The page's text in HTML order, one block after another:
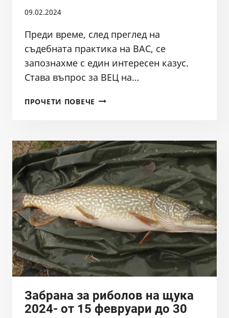
09.02.2024
Преди време, след преглед на
съдебната практика на ВАС, се
запознахме с един интересен казус.
Става въпрос за ВЕЦ на…
ПРОЧЕТИ ПОВЕЧЕ ВЪЗМОЖНО
ДА
РАБОТИ
БЕЗ
РАЗРЕШИТЕЛНО
2
ГОДИНИ
СЛЕД
КАТО
Е
ЗАГУБИЛ
ОКОНЧАТЕЛНО
ВЪВ
ОКАЗВА
СЕ,
Забрана за риболов на щука
2024- от 15 февруари до 30